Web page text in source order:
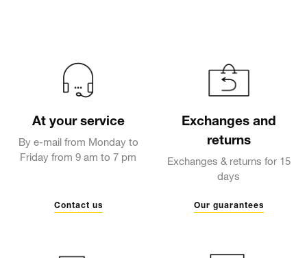
At your service
By e-mail from Monday to
Friday from 9 am to 7 pm
Contact us
Exchanges and
returns
Exchanges & returns for 15
days
Our guarantees